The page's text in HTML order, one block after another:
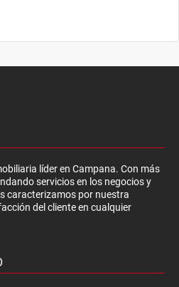
líder en Campana. Con más
servicios en los negocios y
caracterizamos por nuestra
del cliente en cualquier